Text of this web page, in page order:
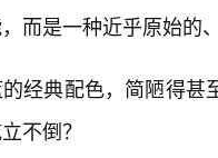
而是一种近乎原始的
经典配色，简陋得甚
不倒？